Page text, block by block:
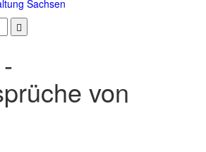
Sachsen
von